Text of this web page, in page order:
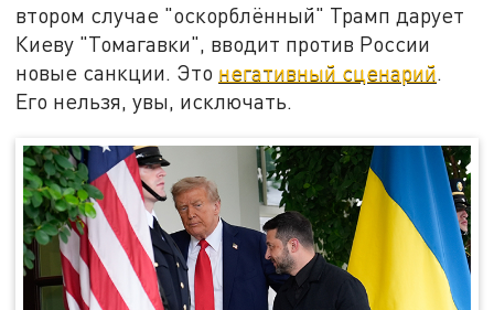
втором случае "оскорблённый" Трамп дарует
Киеву "Томагавки", вводит против России
новые санкции. Это негативный сценарий.
Его нельзя, увы, исключать.